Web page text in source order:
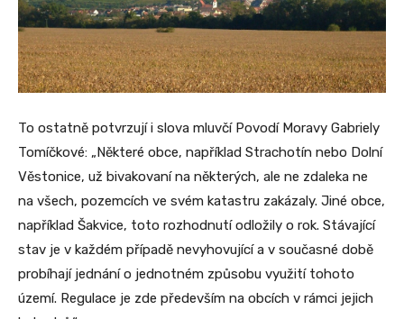
To ostatně potvrzují i slova mluvčí Povodí Moravy Gabriely
Tomíčkové: „Některé obce, například Strachotín nebo Dolní
Věstonice, už bivakovaní na některých, ale ne zdaleka ne
na všech, pozemcích ve svém katastru zakázaly. Jiné obce,
například Šakvice, toto rozhodnutí odložily o rok. Stávající
stav je v každém případě nevyhovující a v současné době
probíhají jednání o jednotném způsobu využití tohoto
území. Regulace je zde především na obcích v rámci jejich